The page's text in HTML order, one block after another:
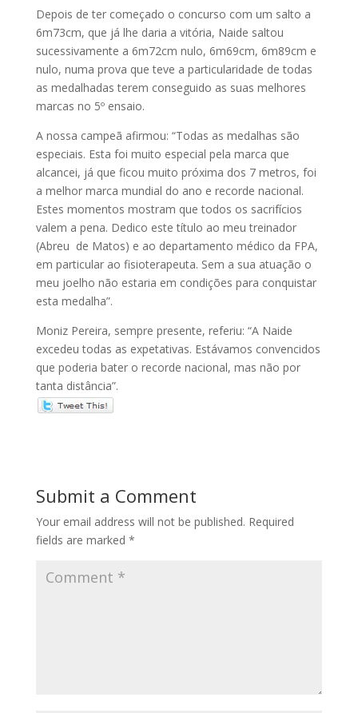
Depois de ter começado o concurso com um salto a
6m73cm, que já lhe daria a vitória, Naide saltou
sucessivamente a 6m72cm nulo, 6m69cm, 6m89cm e
nulo, numa prova que teve a particularidade de todas
as medalhadas terem conseguido as suas melhores
marcas no 5º ensaio.
A nossa campeã afirmou: “Todas as medalhas são
especiais. Esta foi muito especial pela marca que
alcancei, já que ficou muito próxima dos 7 metros, foi
a melhor marca mundial do ano e recorde nacional.
Estes momentos mostram que todos os sacrifícios
valem a pena. Dedico este título ao meu treinador
(Abreu de Matos) e ao departamento médico da FPA,
em particular ao fisioterapeuta. Sem a sua atuação o
meu joelho não estaria em condições para conquistar
esta medalha”.
Moniz Pereira, sempre presente, referiu: “A Naide
excedeu todas as expetativas. Estávamos convencidos
que poderia bater o recorde nacional, mas não por
tanta distância”.
Submit a Comment
Your email address will not be published. Required
fields are marked *